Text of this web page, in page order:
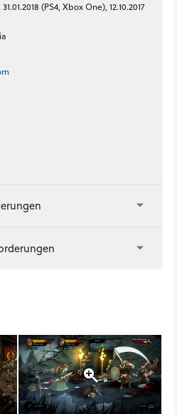
(PS4, Xbox One), 12.10.2017